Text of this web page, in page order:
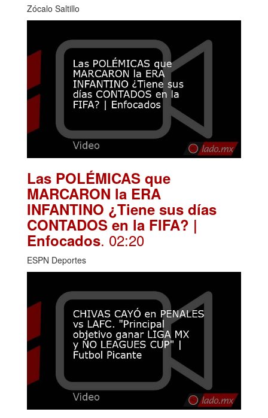
Zócalo Saltillo
Las POLÉMICAS que
MARCARON la ERA
INFANTINO ¿Tiene sus días
CONTADOS en la FIFA? |
Enfocados. 02:20
ESPN Deportes